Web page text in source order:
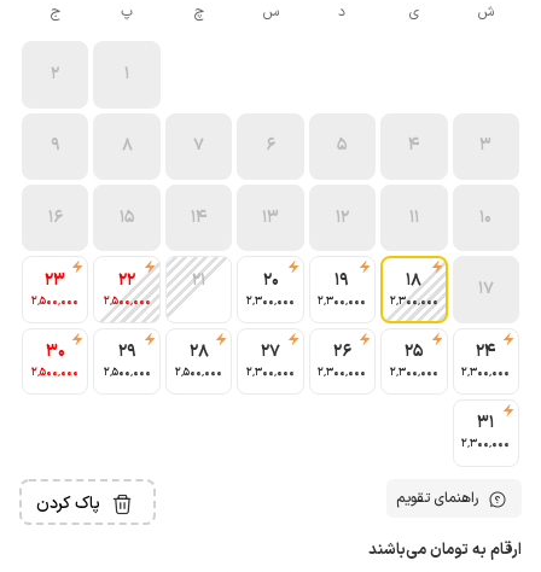
ش ی د س چ پ ج
1
2
3
4
5
6
7
8
9
10
11
12
13
14
15
16
17
18
2٬300٬000
19
2٬300٬000
20
2٬300٬000
21
22
2٬500٬000
23
2٬500٬000
24
2٬300٬000
25
2٬300٬000
26
2٬300٬000
27
2٬300٬000
28
2٬500٬000
29
2٬500٬000
30
2٬500٬000
31
2٬300٬000
راهنمای تقویم پاک کردن
ارقام به تومان می‌باشند